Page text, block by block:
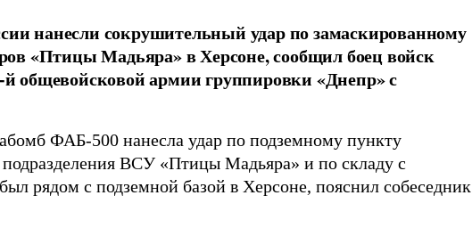
нанесли сокрушительный удар по замаскированному
«Птицы Мадьяра» в Херсоне, сообщил боец войск
общевойсковой армии группировки «Днепр» с
ФАБ-500 нанесла удар по подземному пункту
ВСУ «Птицы Мадьяра» и по складу с
рядом с подземной базой в Херсоне, пояснил собеседник